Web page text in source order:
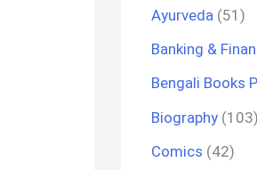
Ayurveda (51)
Banking &
Bengali Books
Biography (103)
Comics (42)